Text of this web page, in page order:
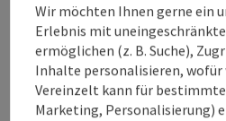
Beitrag merken
zum Merkzettel
PDF erstellen
Wir möchten Ihnen gerne ein
Erlebnis mit
ermöglichen (z. B. Suche),
Inhalte personalisieren, wofür
Vereinzelt kann für bestimmte
Marketing, Personalisierung)